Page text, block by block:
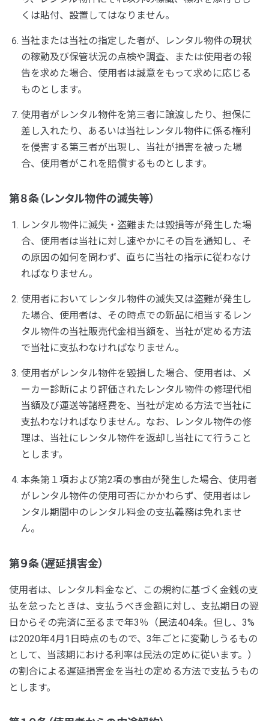
くは貼付、設置してはなりません。
当社または当社の指定した者が、レンタル物件の現状
の稼動及び保管状況の点検や調査、または使用者の報
告を求めた場合、使用者は誠意をもって求めに応じる
ものとします。
使用者がレンタル物件を第三者に譲渡したり、担保に
差し入れたり、あるいは当社レンタル物件に係る権利
を侵害する第三者が出現し、当社が損害を被った場
合、使用者がこれを賠償するものとします。
第８条（レンタル物件の滅失等）
レンタル物件に滅失・盗難または毀損等が発生した場
合、使用者は当社に対し速やかにその旨を通知し、そ
の原因の如何を問わず、直ちに当社の指示に従わなけ
ればなりません。
使用者においてレンタル物件の滅失又は盗難が発生し
た場合、使用者は、その時点での新品に相当するレン
タル物件の当社販売代金相当額を、当社が定める方法
で当社に支払わなければなりません。
使用者がレンタル物件を毀損した場合、使用者は、メ
ーカー診断により評価されたレンタル物件の修理代相
当額及び運送等諸経費を、当社が定める方法で当社に
支払わなければなりません。なお、レンタル物件の修
理は、当社にレンタル物件を返却し当社にて行うこと
とします。
本条第１項および第2項の事由が発生した場合、使用者
がレンタル物件の使用可否にかかわらず、使用者はレ
ンタル期間中のレンタル料金の支払義務は免れませ
ん。
第９条（遅延損害金）
使用者は、レンタル料金など、この規約に基づく金銭の支
払を怠ったときは、支払うべき金額に対し、支払期日の翌
日からその完済に至るまで年3％（民法404条。但し、3%
は2020年4月1日時点のもので、3年ごとに変動しうるもの
として、当該期における利率は民法の定めに従います。）
の割合による遅延損害金を当社の定める方法で支払うもの
とします。